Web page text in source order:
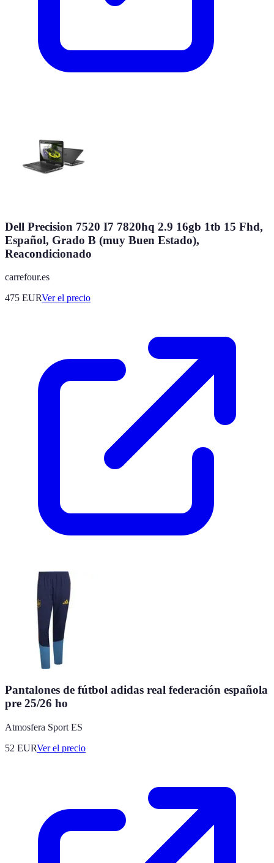
Dell Precision 7520 I7 7820hq 2.9 16gb 1tb 15 Fhd,
Español, Grado B (muy Buen Estado),
Reacondicionado
carrefour.es
475 EURVer el precio
Pantalones de fútbol adidas real federación española
pre 25/26 ho
Atmosfera Sport ES
52 EURVer el precio